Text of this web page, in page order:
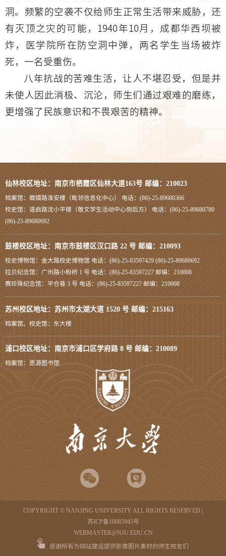
洞。频繁的空袭不仅给师生正常生活带来威胁，还
有灭顶之灾的可能，1940年10月，成都华西坝被
炸，医学院所在防空洞中弹，两名学生当场被炸
死，一名受重伤。
八年抗战的苦难生活，让人不堪忍受，但是并
未使人因此消极、沉沦，师生们通过艰难的磨练，
更增强了民族意识和不畏艰苦的精神。
仙林校区地址：南京市栖霞区仙林大道163号 邮编：210023
档案馆：嫏嬛路淮安楼（毗邻信息化中心） 电话：(86)-25-89680366
校史馆：道启路沈小平楼（敬文学生活动中心侧后方） 电话：(86)-25-89680780
(86)-25-89680692
鼓楼校区地址：南京市鼓楼区汉口路 22 号 邮编：210093
校史博物馆：金大路校史博物馆 电话：(86)-25-83597429 (86)-25-89680692
拉贝纪念馆：广州路小粉桥 1 号 电话：(86)-25-83597227 邮编：210008
赛珍珠纪念馆：平仓巷 3 号 电话：(86)-25-83597227 邮编：210008
苏州校区地址：苏州市太湖大道 1520 号 邮编：215163
档案馆、校史馆：东大楼
浦口校区地址：南京市浦口区学府路 8 号 邮编：210089
档案馆：思源图书馆
COPYRIGHT © NANJING UNIVERSITY ALL RIGHTS RESERVED |
苏ICP备10085945号
WEBMASTER@NJU.EDU.CN
感谢所有为网站建设提供影像图片素材的师生校友们